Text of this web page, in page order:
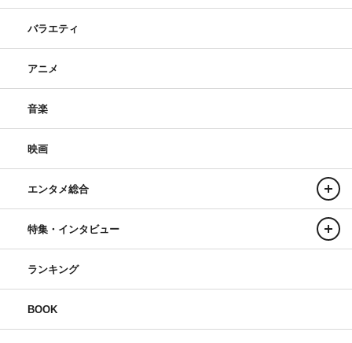
バラエティ
アニメ
音楽
映画
エンタメ総合
特集・インタビュー
ランキング
BOOK